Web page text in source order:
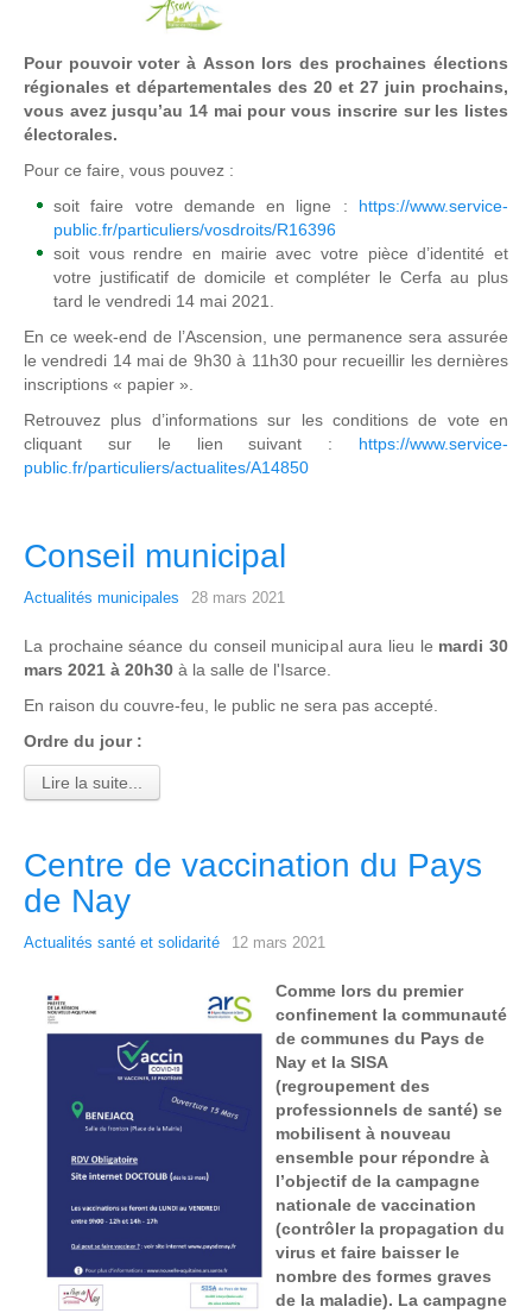
Pour pouvoir voter à Asson lors des prochaines élections
régionales et départementales des 20 et 27 juin prochains,
vous avez jusqu’au 14 mai pour vous inscrire sur les listes
électorales.
Pour ce faire, vous pouvez :
soit faire votre demande en ligne : https://www.service-
public.fr/particuliers/vosdroits/R16396
soit vous rendre en mairie avec votre pièce d’identité et
votre justificatif de domicile et compléter le Cerfa au plus
tard le vendredi 14 mai 2021.
En ce week-end de l’Ascension, une permanence sera assurée
le vendredi 14 mai de 9h30 à 11h30 pour recueillir les dernières
inscriptions « papier ».
Retrouvez plus d’informations sur les conditions de vote en
cliquant sur le lien suivant : https://www.service-
public.fr/particuliers/actualites/A14850
Conseil municipal
Actualités municipales 28 mars 2021
La prochaine séance du conseil municipal aura lieu le mardi 30
mars 2021 à 20h30 à la salle de l'Isarce.
En raison du couvre-feu, le public ne sera pas accepté.
Ordre du jour :
Lire la suite...
Centre de vaccination du Pays
de Nay
Actualités santé et solidarité 12 mars 2021
Comme lors du premier
confinement la communauté
de communes du Pays de
Nay et la SISA
(regroupement des
professionnels de santé) se
mobilisent à nouveau
ensemble pour répondre à
l’objectif de la campagne
nationale de vaccination
(contrôler la propagation du
virus et faire baisser le
nombre des formes graves
de la maladie). La campagne